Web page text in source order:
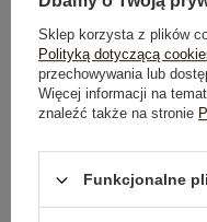
Dostawaod 7,99 zł
Wysyłkajutro
Sklep korzysta z plików
Polityką dotyczącą
przechowywania lub
Więcej informacji na
znaleźć także na stronie
Funkcjonalne